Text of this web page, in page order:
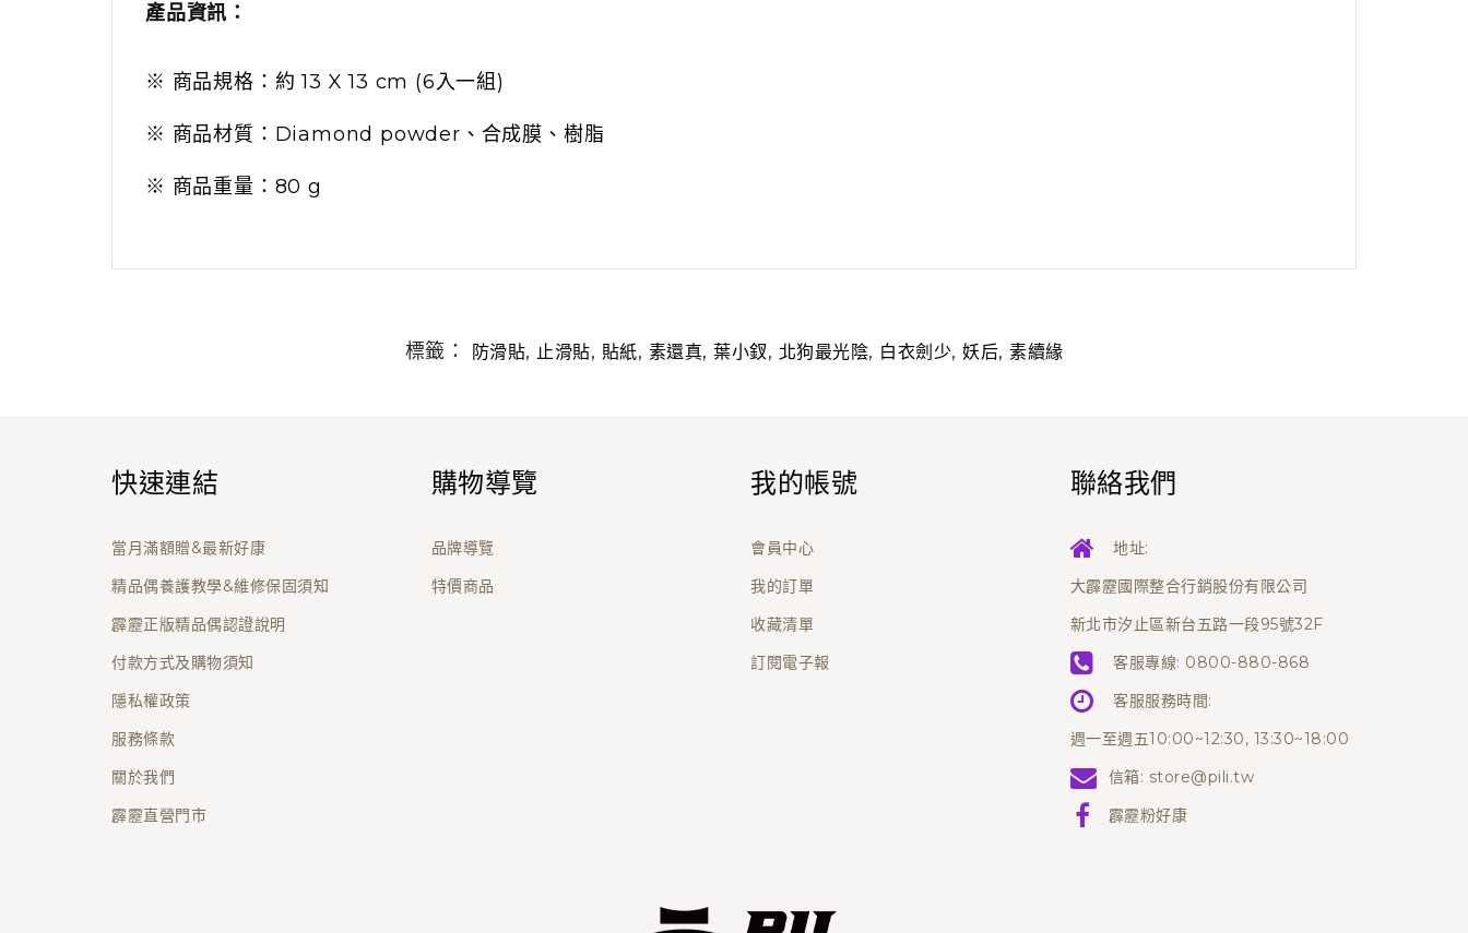
產品資訊：
※ 商品規格：約 13 X 13 cm (6入一組)
※ 商品材質：Diamond powder、合成膜、樹脂
※ 商品重量：80 g
標籤： 防滑貼, 止滑貼, 貼紙, 素還真, 葉小釵, 北狗最光陰, 白衣劍少, 妖后, 素續緣
快速連結
當月滿額贈&最新好康
精品偶養護教學&維修保固須知
霹靂正版精品偶認證說明
付款方式及購物須知
隱私權政策
服務條款
關於我們
霹靂直營門市
購物導覽
品牌導覽
特價商品
我的帳號
會員中心
我的訂單
收藏清單
訂閱電子報
聯絡我們
地址:
大霹靂國際整合行銷股份有限公司
新北市汐止區新台五路一段95號32F
客服專線: 0800-880-868
客服服務時間:
週一至週五10:00~12:30, 13:30~18:00
信箱: store@pili.tw
霹靂粉好康